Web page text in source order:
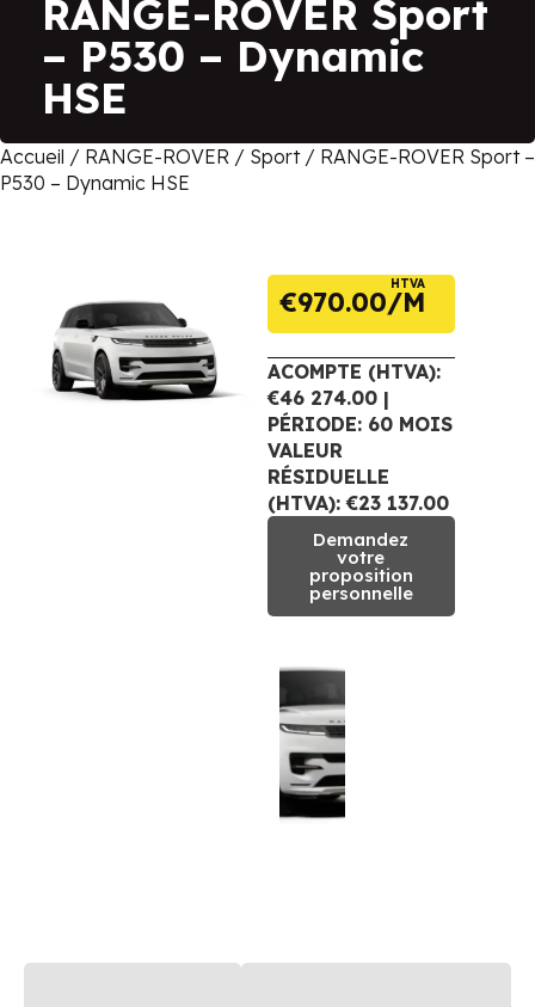
RANGE-ROVER Sport
– P530 – Dynamic
HSE
Accueil / RANGE-ROVER / Sport/ RANGE-ROVER Sport –
P530 – Dynamic HSE
€970.00
HTVA
ACOMPTE (HTVA):
€46 274.00 |
PÉRIODE: 60 MOIS
VALEUR
RÉSIDUELLE
(HTVA): €23 137.00
Demandez
votre
proposition
personnelle